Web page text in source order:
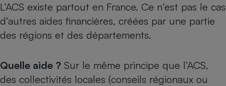
L’ACS existe partout en France. Ce n’est pas le cas
d’autres aides financières, créées par une partie
des régions et des départements.
Quelle aide ? Sur le même principe que l’ACS,
des collectivités locales (conseils régionaux ou